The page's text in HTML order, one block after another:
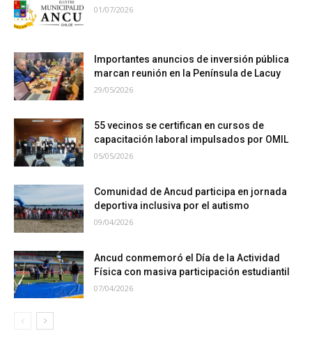
01/07/2026
Importantes anuncios de inversión pública
marcan reunión en la Península de Lacuy
29/05/2026
55 vecinos se certifican en cursos de
capacitación laboral impulsados por OMIL
05/05/2026
Comunidad de Ancud participa en jornada
deportiva inclusiva por el autismo
09/04/2026
Ancud conmemoró el Día de la Actividad
Física con masiva participación estudiantil
07/04/2026